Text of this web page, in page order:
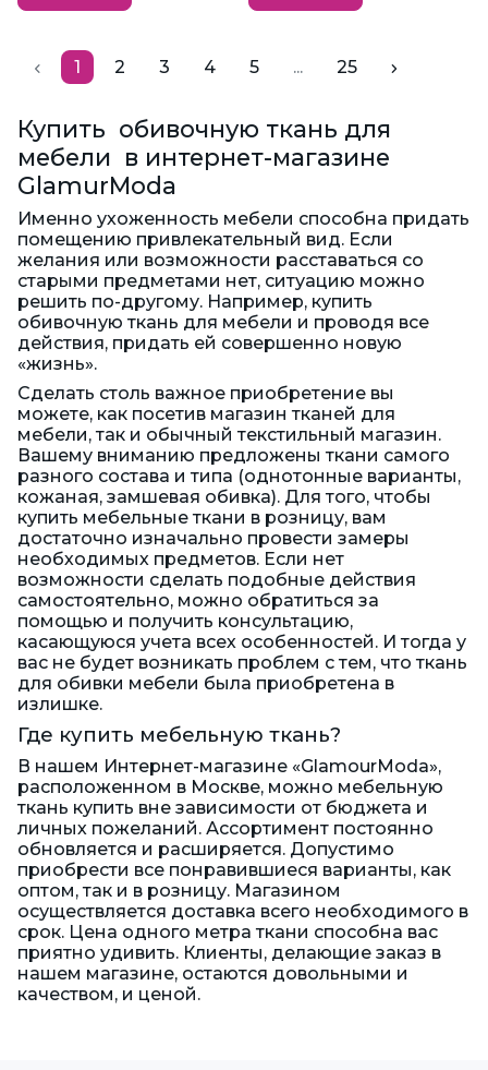
1 2 3 4 5 ... 25
Купить обивочную ткань для
мебели в интернет-магазине
GlamurModa
Именно ухоженность мебели способна придать
помещению привлекательный вид. Если
желания или возможности расставаться со
старыми предметами нет, ситуацию можно
решить по-другому. Например, купить
обивочную ткань для мебели и проводя все
действия, придать ей совершенно новую
«жизнь».
Сделать столь важное приобретение вы
можете, как посетив магазин тканей для
мебели, так и обычный текстильный магазин.
Вашему вниманию предложены ткани самого
разного состава и типа (однотонные варианты,
кожаная, замшевая обивка). Для того, чтобы
купить мебельные ткани в розницу, вам
достаточно изначально провести замеры
необходимых предметов. Если нет
возможности сделать подобные действия
самостоятельно, можно обратиться за
помощью и получить консультацию,
касающуюся учета всех особенностей. И тогда у
вас не будет возникать проблем с тем, что ткань
для обивки мебели была приобретена в
излишке.
Где купить мебельную ткань?
В нашем Интернет-магазине «GlamourModa»,
расположенном в Москве, можно мебельную
ткань купить вне зависимости от бюджета и
личных пожеланий. Ассортимент постоянно
обновляется и расширяется. Допустимо
приобрести все понравившиеся варианты, как
оптом, так и в розницу. Магазином
осуществляется доставка всего необходимого в
срок. Цена одного метра ткани способна вас
приятно удивить. Клиенты, делающие заказ в
нашем магазине, остаются довольными и
качеством, и ценой.